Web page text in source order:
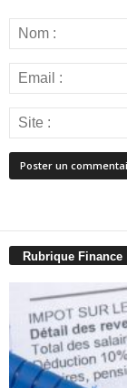
Rubrique Finance